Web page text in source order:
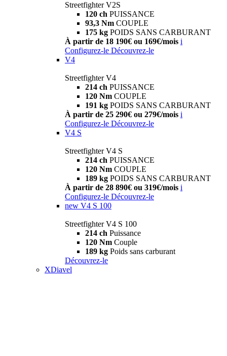
Streetfighter V2S
120 ch PUISSANCE
93,3 Nm COUPLE
175 kg POIDS SANS CARBURANT
À partir de 18 190€ ou 169€/mois i
Configurez-le Découvrez-le
V4
Streetfighter V4
214 ch PUISSANCE
120 Nm COUPLE
191 kg POIDS SANS CARBURANT
À partir de 25 290€ ou 279€/mois i
Configurez-le Découvrez-le
V4 S
Streetfighter V4 S
214 ch PUISSANCE
120 Nm COUPLE
189 kg POIDS SANS CARBURANT
À partir de 28 890€ ou 319€/mois i
Configurez-le Découvrez-le
new V4 S 100
Streetfighter V4 S 100
214 ch Puissance
120 Nm Couple
189 kg Poids sans carburant
Découvrez-le
XDiavel